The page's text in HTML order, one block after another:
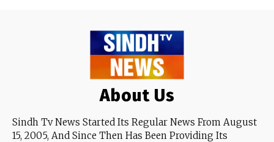
About Us
Sindh Tv News Started Its Regular News From August
15, 2005, And Since Then Has Been Providing Its